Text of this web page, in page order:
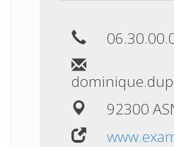
92300